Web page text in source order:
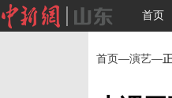
首页
首页—演艺—